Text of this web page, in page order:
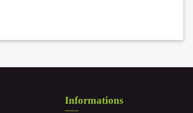
Informations